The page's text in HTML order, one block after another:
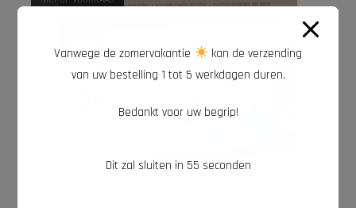
Vanwege de zomervakantie
kan de verzending
van uw bestelling 1 tot 5 werkdagen duren.
Bedankt voor uw begrip!
Dit zal sluiten in 54 seconden